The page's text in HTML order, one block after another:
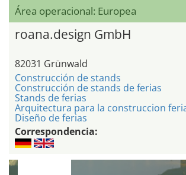
Área operacional: Europea
roana.design GmbH
82031 Grünwald
Construcción de stands
Construcción de stands de ferias
Stands de ferias
Arquitectura para la construccion
Diseño de ferias
Correspondencia: